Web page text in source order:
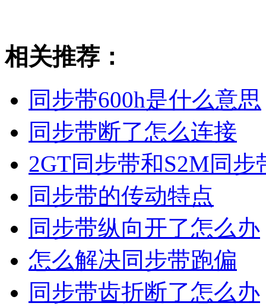
相关推荐：
同步带600h是什么意思
同步带断了怎么连接
2GT同步带和S2M同步
同步带的传动特点
同步带纵向开了怎么办
怎么解决同步带跑偏
同步带齿折断了怎么办